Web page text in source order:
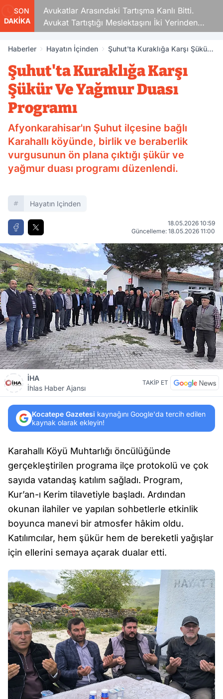
SON
DAKİKA
Avukatlar Arasındaki Tartışma Kanlı Bitti.
Avukat Tartıştığı Meslektaşını İki Yerinden
Vurdu
Haberler Hayatın İçinden
Şuhut'ta Kuraklığa Karşı Şükür
Şuhut'ta Kuraklığa Karşı
Şükür Ve Yağmur Duası
Programı
Afyonkarahisar'ın Şuhut ilçesine bağlı
Karahallı köyünde, birlik ve beraberlik
vurgusunun ön plana çıktığı şükür ve
yağmur duası programı düzenlendi.
Hayatın Içinden
18.05.2026 10:59
Güncelleme: 18.05.2026 11:00
İHA
İhlas Haber Ajansı
TAKİP ET
Kocatepe Gazetesi kaynağını Google'da tercih edilen
kaynak olarak ekleyin!
Karahallı Köyü Muhtarlığı öncülüğünde
gerçekleştirilen programa ilçe protokolü ve çok
sayıda vatandaş katılım sağladı. Program,
Kur’an-ı Kerim tilavetiyle başladı. Ardından
okunan ilahiler ve yapılan sohbetlerle etkinlik
boyunca manevi bir atmosfer hâkim oldu.
Katılımcılar, hem şükür hem de bereketli yağışlar
için ellerini semaya açarak dualar etti.